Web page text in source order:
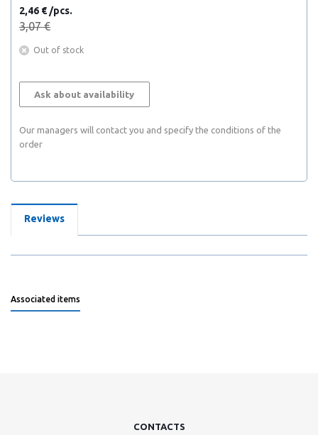
2,46 € /pcs.
3,07 €
Out of stock
Ask about availability
Our managers will contact you and specify the conditions of the
order
Reviews
Associated items
CONTACTS